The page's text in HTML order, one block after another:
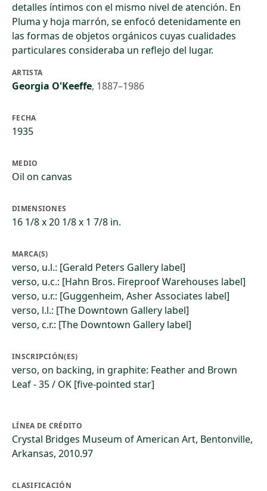
detalles íntimos con el mismo nivel de atención. En
Pluma y hoja marrón, se enfocó detenidamente en
las formas de objetos orgánicos cuyas cualidades
particulares consideraba un reflejo del lugar.
ARTISTA
Georgia O'Keeffe, 1887–1986
FECHA
1935
MEDIO
Oil on canvas
DIMENSIONES
16 1/8 x 20 1/8 x 1 7/8 in.
MARCA(S)
verso, u.l.: [Gerald Peters Gallery label]
verso, u.c.: [Hahn Bros. Fireproof Warehouses label]
verso, u.r.: [Guggenheim, Asher Associates label]
verso, l.l.: [The Downtown Gallery label]
verso, c.r.: [The Downtown Gallery label]
INSCRIPCIÓN(ES)
verso, on backing, in graphite: Feather and Brown
Leaf - 35 / OK [five-pointed star]
LÍNEA DE CRÉDITO
Crystal Bridges Museum of American Art, Bentonville,
Arkansas, 2010.97
CLASIFICACIÓN